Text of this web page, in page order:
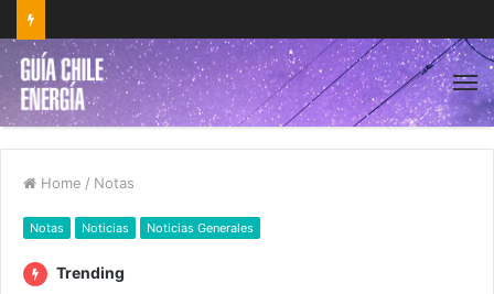
Home / Notas
Notas Noticias Noticias Generales
Trending